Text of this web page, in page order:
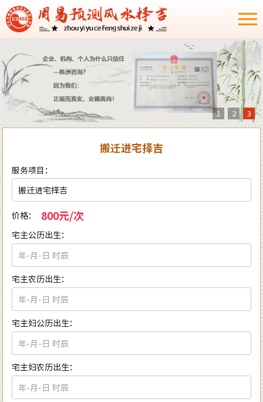
1 2 3
搬迁进宅择吉
服务项目：
价格： 800元/次
宅主公历出生：
宅主农历出生：
宅主妇公历出生：
宅主妇农历出生：